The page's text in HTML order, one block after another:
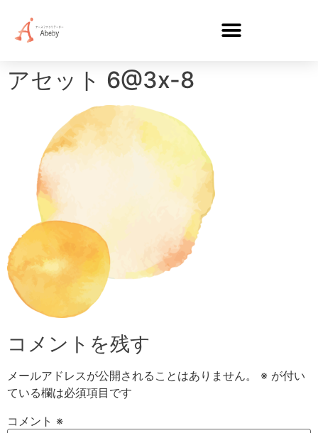
アセット 6@3x-8
コメントを残す
メールアドレスが公開されることはありません。 ※ が付い
ている欄は必須項目です
コメント ※